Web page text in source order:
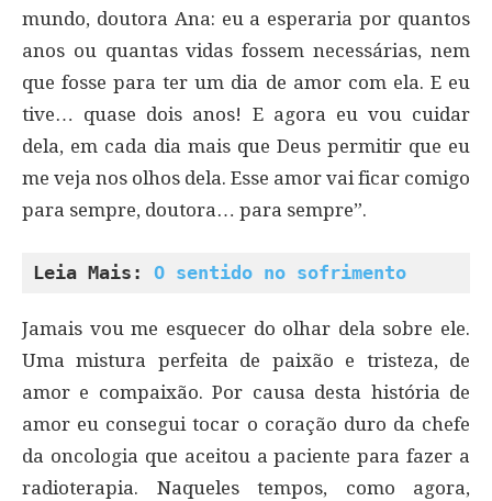
mundo, doutora Ana: eu a esperaria por quantos
anos ou quantas vidas fossem necessárias, nem
que fosse para ter um dia de amor com ela. E eu
tive… quase dois anos! E agora eu vou cuidar
dela, em cada dia mais que Deus permitir que eu
me veja nos olhos dela. Esse amor vai ficar comigo
para sempre, doutora… para sempre”.
Leia Mais: O sentido no sofrimento
Jamais vou me esquecer do olhar dela sobre ele.
Uma mistura perfeita de paixão e tristeza, de
amor e compaixão. Por causa desta história de
amor eu consegui tocar o coração duro da chefe
da oncologia que aceitou a paciente para fazer a
radioterapia. Naqueles tempos, como agora,